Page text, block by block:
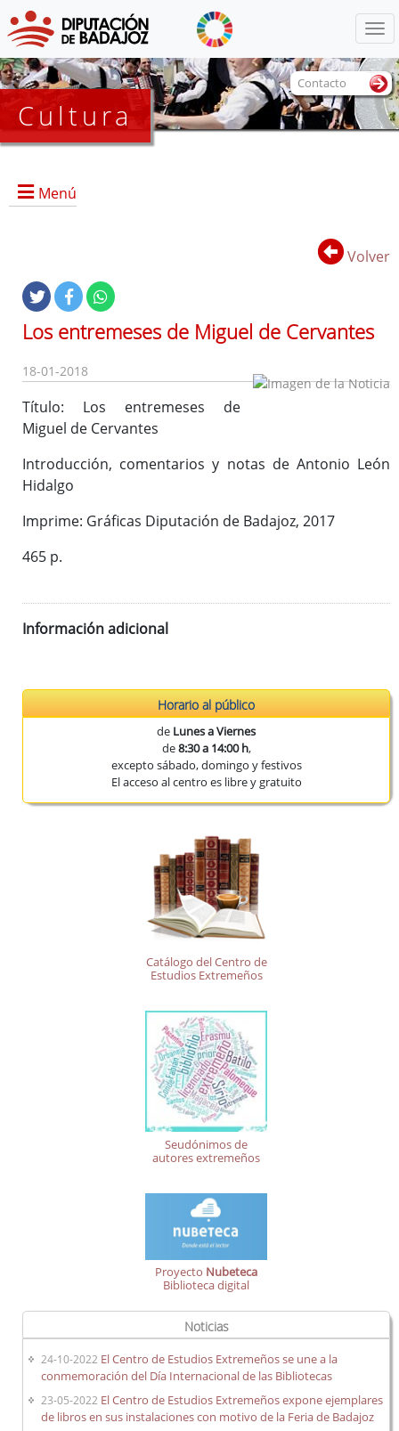
Cultura
Menú
Portada
Información General
Objetivos
Colecciones
Publicaciones del CEEX
Enlaces de interés
Donaciones
Catálogo del Centro de Estudios Extremeños
Seudónimos de autores extremeños
Revista de Estudios Extremeños
La Reex en BD Bibliográficas
Volver
Los entremeses de Miguel de Cervantes
18-01-2018
Título: Los entremeses de
Miguel de Cervantes
Introducción, comentarios y notas de Antonio León
Hidalgo
Imprime: Gráficas Diputación de Badajoz, 2017
465 p.
Información adicional
Contacto
Horario al público
de Lunes a Viernes
de8:30 a 14:00 h,
excepto sábado, domingo y festivos
El acceso al centro es libre y gratuito
Catálogo del Centro de
Estudios Extremeños
Seudónimos de
autores extremeños
Proyecto Nubeteca
Biblioteca digital
Noticias
24-10-2022 El Centro de Estudios Extremeños se une a la
conmemoración del Día Internacional de las Bibliotecas
23-05-2022 El Centro de Estudios Extremeños expone ejemplares
de libros en sus instalaciones con motivo de la Feria de Badajoz